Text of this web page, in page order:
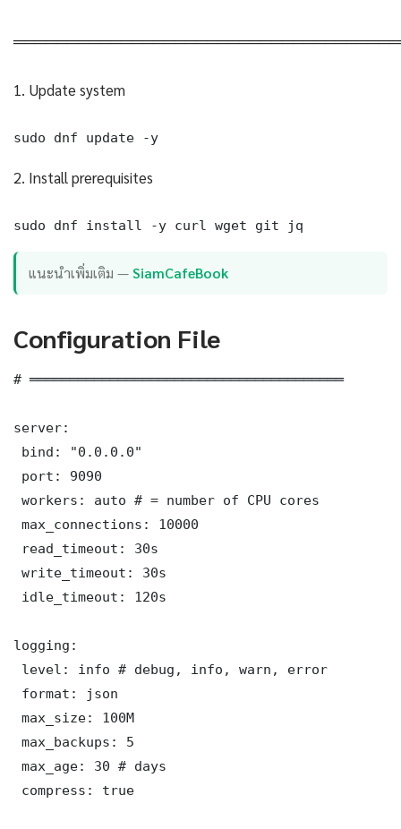
1. Update system
sudo dnf update -y
2. Install prerequisites
sudo dnf install -y curl wget git jq
แนะนำเพิ่มเติม —SiamCafeBook
Configuration File
# ═══════════════════════════════════════
server:
bind: "0.0.0.0"
port: 9090
workers: auto # = number of CPU cores
max_connections: 10000
read_timeout: 30s
write_timeout: 30s
idle_timeout: 120s
logging:
level: info # debug, info, warn, error
format: json
max_size: 100M
max_backups: 5
max_age: 30 # days
compress: true